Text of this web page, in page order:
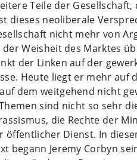
Teile der
dieses neoliberale
nicht mehr von
Weisheit des Marktes
der Linken auf der
Heute liegt er mehr auf
dem weitgehend nicht
sind nicht so sehr
die Rechte der
öffentlicher Dienst. In
begann Jeremy Corbyn